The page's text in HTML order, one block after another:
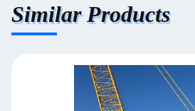
Similar Products